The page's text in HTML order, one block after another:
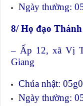
Ngày thường:
8/ Họ đạo
– Ấp 12, xã Vị
Giang
Chúa nhật:
Ngày thường: